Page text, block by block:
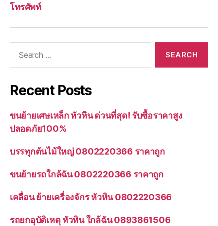
โทรศัพท์
Recent Posts
ขนย้ายเศษเหล็ก หัวหิน ด่วนที่สุด! รับซื้อราคาสูง
ปลอดภัย100%
บรรทุกต้นไม้ใหญ่ 0802220366 ราคาถูก
ขนย้ายรถใกล้ฉัน 0802220366 ราคาถูก
เคลื่อน ย้ายเครื่องจักร หัวหิน 0802220366
รถยกอุบัติเหตุ หัวหิน ใกล้ฉัน 0893861506